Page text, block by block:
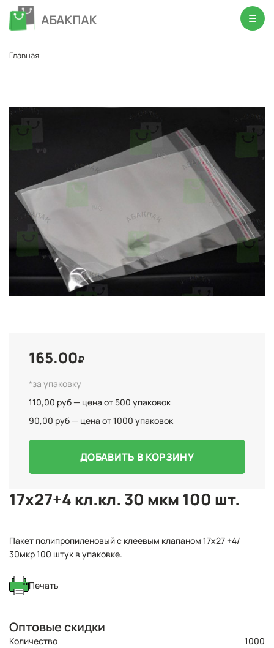
Главная
17x27+4 кл.кл. 30 мкм 100 шт.
Пакет полипропиленовый с клеевым клапаном 17x27 +4/
30мкр 100 штук в упаковке.
Печать
Оптовые скидки
Количество
1000
165.00₽
*за упаковку
110,00 руб — цена от 500 упаковок
90,00 руб — цена от 1000 упаковок
ДОБАВИТЬ В КОРЗИНУ